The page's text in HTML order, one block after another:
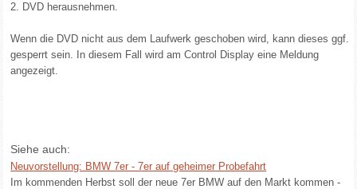
2. DVD herausnehmen.
Wenn die DVD nicht aus dem Laufwerk geschoben wird, kann dieses ggf.
gesperrt sein. In diesem Fall wird am Control Display eine Meldung
angezeigt.
Siehe auch:
Neuvorstellung: BMW 7er - 7er auf geheimer Probefahrt
Im kommenden Herbst soll der neue 7er BMW auf den Markt kommen -